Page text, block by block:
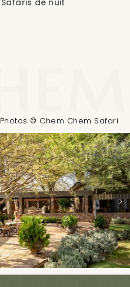
Safaris de nuit
Photos © Chem Chem Safari